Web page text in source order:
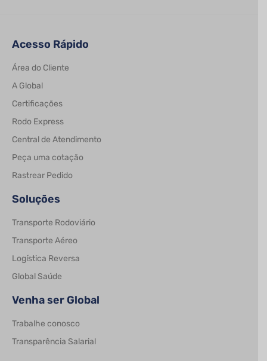
Acesso Rápido
Área do Cliente
A Global
Certificações
Rodo Express
Central de Atendimento
Peça uma cotação
Rastrear Pedido
Soluções
Transporte Rodoviário
Transporte Aéreo
Logística Reversa
Global Saúde
Venha ser Global
Trabalhe conosco
Transparência Salarial